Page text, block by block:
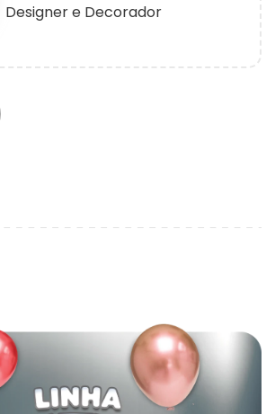
Designer e Decorador